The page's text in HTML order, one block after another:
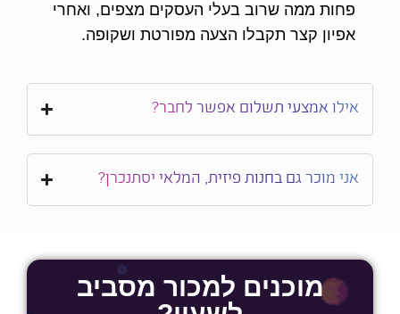
פחות ממה שרוב בעלי העסקים מצפים, ואחרי
אפיון קצר תקבלו הצעה מפורטת ושקופה.
אילו אמצעי תשלום אפשר לחבר?
אני מוכר גם בחנות פיזית, המלאי יסתנכרן?
מוכנים למכור מסביב